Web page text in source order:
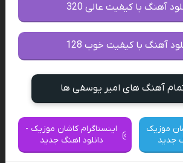
آهنگ با کیفیت عالی 320
آهنگ با کیفیت خوب 128
تمام آهنگ های امیر یوسفی ها
موزیک
جدید
اینستاگرام کاشان موزیک -
دانلود اهنگ جدید